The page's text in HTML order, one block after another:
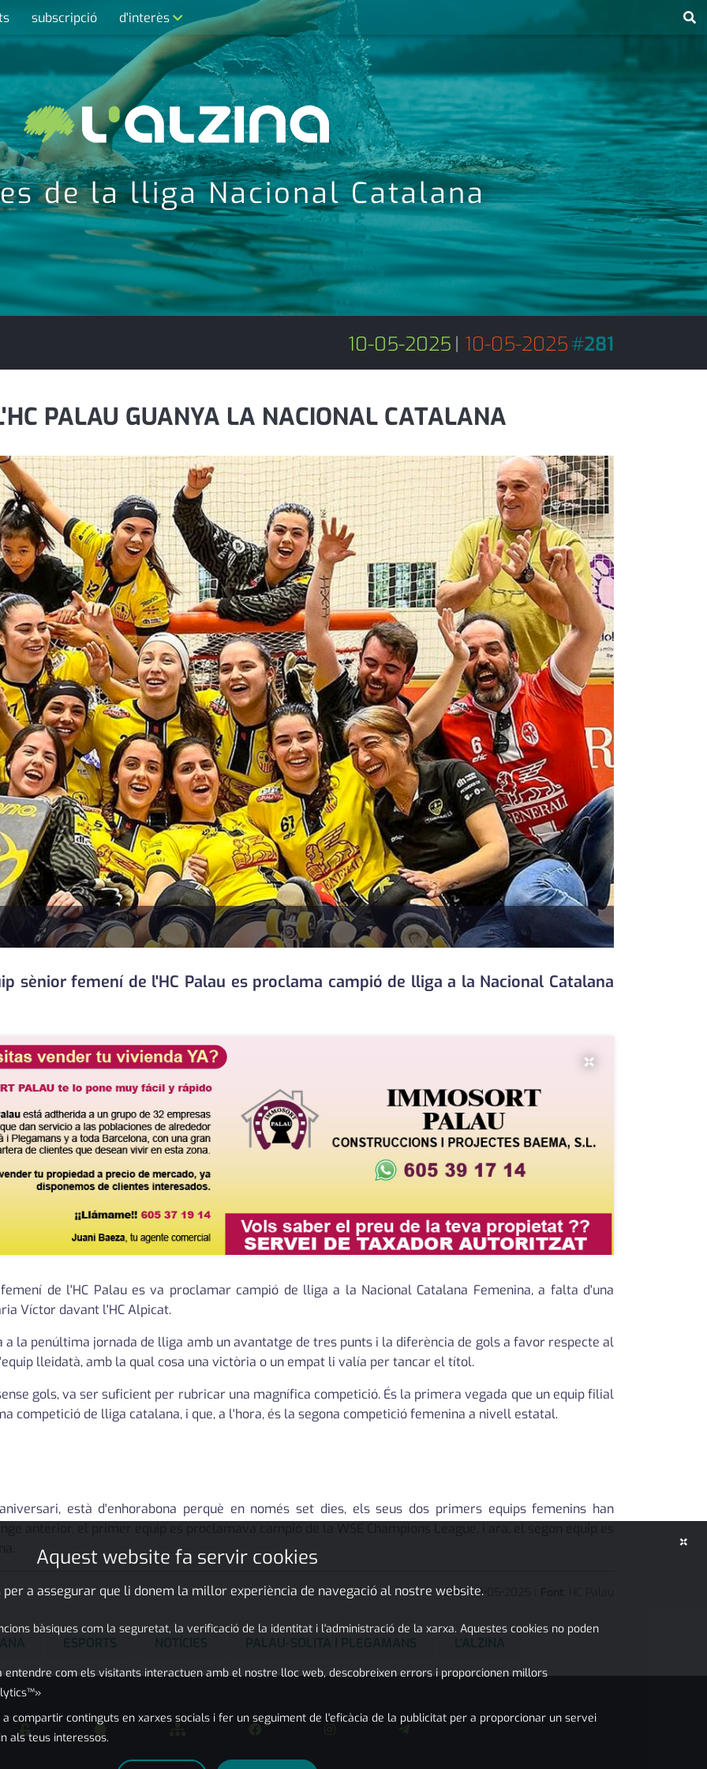
subscripció d'interès
contacte
farmàcies
telèfons
calendari
de la lliga Nacional Catalana
10-05-2025 | 10-05-2025#281
PALAU GUANYA LA NACIONAL CATALANA
sènior femení de l'HC Palau es proclama campió de lliga a la Nacional Catalana
×
de l'HC Palau es va proclamar campió de lliga a la Nacional Catalana Femenina, a falta d'una
Víctor davant l'HC Alpicat.
a la penúltima jornada de lliga amb un avantatge de tres punts i la diferència de gols a favor respecte al
lleidatà, amb la qual cosa una victòria o un empat li valía per tancar el títol.
gols, va ser suficient per rubricar una magnífica competició. És la primera vegada que un equip filial
competició de lliga catalana, i que, a l'hora, és la segona competició femenina a nivell estatal.
està d'enhorabona perquè en només set dies, els seus dos primers equips femenins han
JMP08
ESPORTS NOTÍCIES PALAU-SOLITÀ I PLEGAMANS L'ALZINA
×
Aquest website fa servir cookies
a assegurar que li donem la millor experiència de navegació al nostre website.
bàsiques com la seguretat, la verificació de la identitat i l'administració de la xarxa. Aquestes cookies no poden
entendre com els visitants interactuen amb el nostre lloc web, descobreixen errors i proporcionen millors
compartir continguts en xarxes socials i fer un seguiment de l'eficàcia de la publicitat per a proporcionar un servei
als teus interessos.